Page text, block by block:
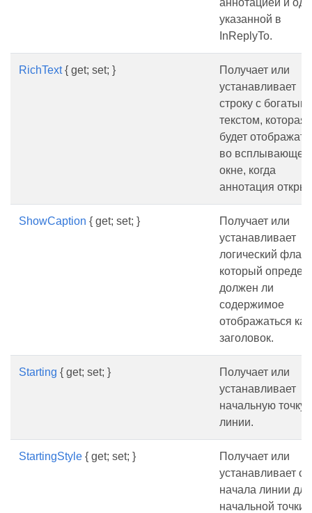
аннотацией и
указанной в
InReplyTo.
RichText{ get; set; }
Получает или
устанавливает
строку с богатым
текстом, которая
будет
во всплывающем
окне, когда
аннотация
ShowCaption { get; set; }
Получает или
устанавливает
логический флаг,
который
должен ли
содержимое
отображаться как
заголовок.
Starting { get; set; }
Получает или
устанавливает
начальную точку
линии.
StartingStyle { get; set; }
Получает или
устанавливает
начала линии для
начальной точки